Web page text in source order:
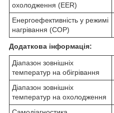
охолодження (EER)
Енергоефективність у режимі
нагрівання (COP)
Додаткова інформація:
Діапазон зовнішніх
температур на обігрівання
Діапазон зовнішніх
температур на охолодження